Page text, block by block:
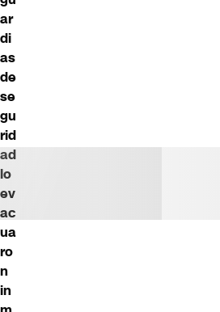
ar
di
as
de
se
gu
rid
ad
lo
ev
ac
ua
ro
n
in